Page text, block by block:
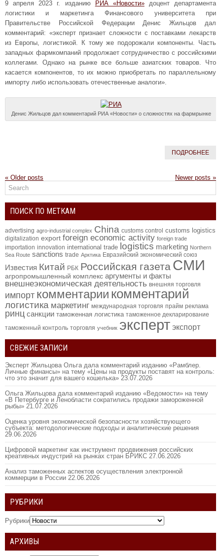
9 апреля 2023 г. изданию РИА «Новости»доцент департамента
логистики и маркетинга Финансового университета при
Правительстве Российской Федерации Денис Жильцов дал
комментарий: «эксперт признает сложности с поставками лекарств
из Европы, логистикой. К тому же подорожали компоненты. Часть
западных фармкомпаний продолжает сотрудничество с российскими
коллегами. Однако на рынке все больше азиатских товаров. Что
касается компонентов, то их можно приобретать по параллельному
импорту либо использовать отечественные аналоги».
Денис Жильцов дал комментарий РИА «Новости» о сложностях на фармрынке
ПОДРОБНЕЕ
« Older posts Newer posts »
ПОИСК ПО МЕТКАМ
advertising agro-industrial complex China customs control customs logistics
digitalization export foreign economic activity foreign trade
importation innovation international trade logistics marketing Northern
Sea Route sanctions trade Арктика Евразийский экономический союз
Известия Китай РБК Российская газета СМИ
агропромышленный комплекс аргументы и факты
внешнеэкономическая деятельность внешняя торговля
импорт комментарии комментарий
логистика маркетинг международная торговля прайм реклама
ринц санкции таможенная логистика таможенное декларирование
таможенный контроль торговля учебник эксперт экспорт
СВЕЖИЕ ЗАПИСИ
Эксперт Жильцова Ольга дала комментарий изданию «Рамблер.
Личные финансы» на тему «Цены на продукты поставят на контроль:
что это значит для вашего кошелька» 23.07.2026
Ольга Жильцова дала комментарий изданию «Ведомости» на тему
«В Петербурге и Ленобласти сократились продажи замороженной
рыбы» 21.07.2026
Оценка уровня экономической безопасности хозяйствующего
субъекта: методологические подходы и аналитические решения
29.06.2026
Цифровой маркетинг как инструмент продвижения российских
креативных индустрий на рынках стран БРИКС 27.06.2026
Анализ таможенных аспектов осуществления электронной
коммерции в России 22.06.2026
РУБРИКИ
Рубрики
АРХИВЫ